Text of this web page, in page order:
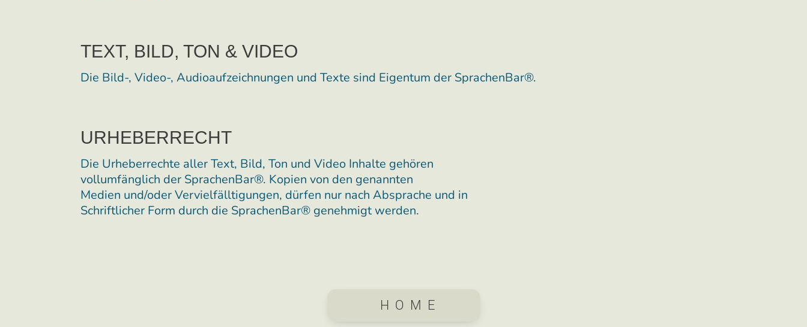
TEXT, BILD, TON & VIDEO
Die Bild-, Video-, Audioaufzeichnungen und Texte sind Eigentum der SprachenBar®.
URHEBERRECHT
Die Urheberrechte aller Text, Bild, Ton und Video Inhalte gehören
vollumfänglich der SprachenBar®. Kopien von den genannten
Medien und/oder Vervielfälltigungen, dürfen nur nach Absprache und in
Schriftlicher Form durch die SprachenBar® genehmigt werden.
HOME